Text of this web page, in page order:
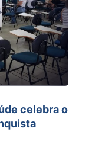
celebra o